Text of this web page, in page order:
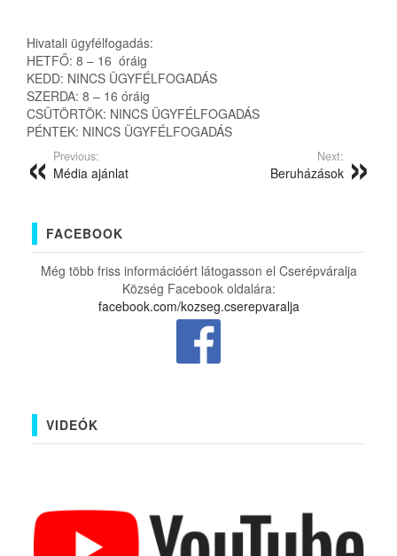
Hivatali ügyfélfogadás:
HETFŐ: 8 – 16 óráig
KEDD: NINCS ÜGYFÉLFOGADÁS
SZERDA: 8 – 16 óráig
CSÜTÖRTÖK: NINCS ÜGYFÉLFOGADÁS
PÉNTEK: NINCS ÜGYFÉLFOGADÁS
Previous:
Média ajánlat
Next:
Beruházások
FACEBOOK
Még több friss információért látogasson el Cserépváralja
Község Facebook oldalára:
facebook.com/kozseg.cserepvaralja
VIDEÓK